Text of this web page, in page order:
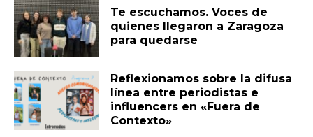
Te escuchamos. Voces de
quienes llegaron a Zaragoza
para quedarse
Reflexionamos sobre la difusa
línea entre periodistas e
influencers en «Fuera de
Contexto»